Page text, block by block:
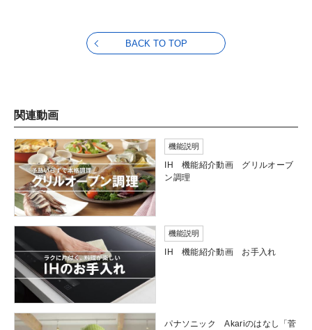
BACK TO TOP
関連動画
機能説明
IH 機能紹介動画 グリルオーブ
ン調理
機能説明
IH 機能紹介動画 お手入れ
パナソニック Akariのはなし「菅